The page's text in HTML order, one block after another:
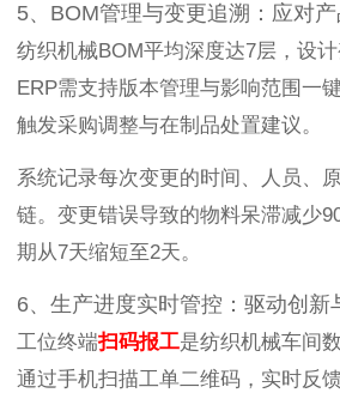
5、BOM管理与变更追溯：应对
纺织机械BOM平均深度达7层，设计
ERP需支持版本管理与影响范围一
触发采购调整与在制品处置建议。
系统记录每次变更的时间、人员、
链。变更错误导致的物料呆滞减少
期从7天缩短至2天。
6、生产进度实时管控：驱动创新
工位终端扫码报工是纺织机械车间
通过手机扫描工单二维码，实时反